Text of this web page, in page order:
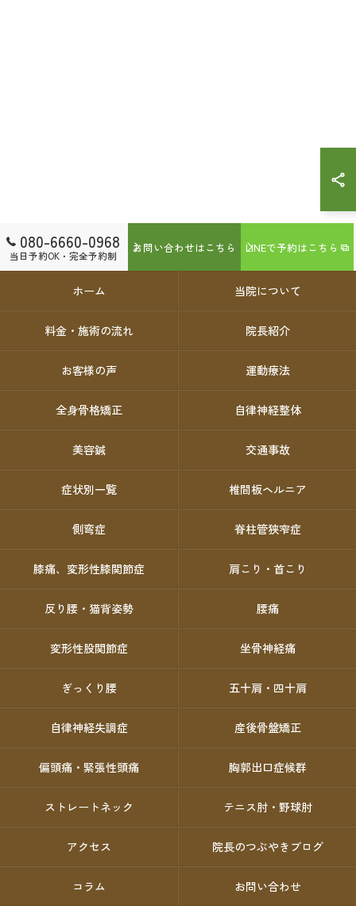
080-6660-0968
当日予約OK・完全予約制
お問い合わせはこちら LINEで予約はこちら
ホーム 当院について
料金・施術の流れ 院長紹介
お客様の声 運動療法
全身骨格矯正 自律神経整体
美容鍼 交通事故
症状別一覧 椎間板ヘルニア
側弯症 脊柱管狭窄症
膝痛、変形性膝関節症 肩こり・首こり
反り腰・猫背姿勢 腰痛
変形性股関節症 坐骨神経痛
ぎっくり腰 五十肩・四十肩
自律神経失調症 産後骨盤矯正
偏頭痛・緊張性頭痛 胸郭出口症候群
ストレートネック テニス肘・野球肘
アクセス 院長のつぶやきブログ
コラム お問い合わせ